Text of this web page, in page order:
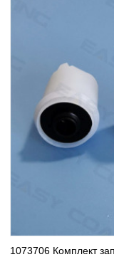
1073706 Комплект